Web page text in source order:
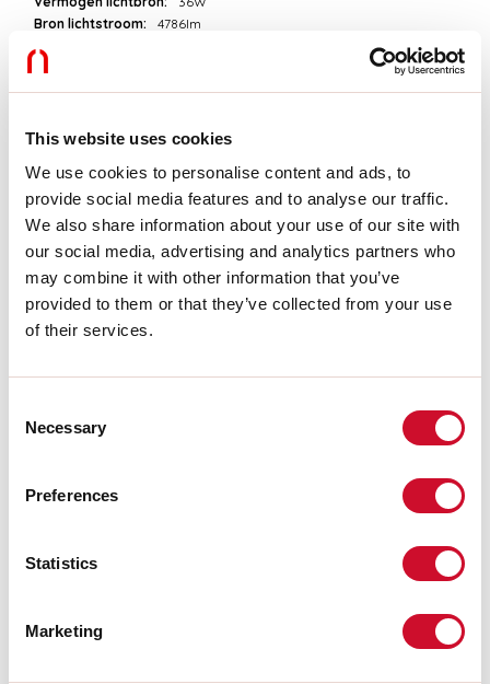
This website uses cookies
We use cookies to personalise content and ads, to
provide social media features and to analyse our traffic.
We also share information about your use of our site with
our social media, advertising and analytics partners who
may combine it with other information that you’ve
provided to them or that they’ve collected from your use
of their services.
Selection
Necessary
Preferences
Statistics
Marketing
Bron lichtstroom:
4786lm
Tolerantie kleur:
3 Step MacAdam
Download
UITTREKSEL CATALOGUS
CERTIFICATIES CE
TECHNISCHE FICHE